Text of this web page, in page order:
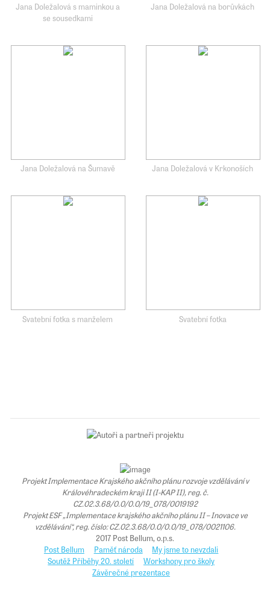
Jana Doležalová s maminkou a
se sousedkami
Jana Doležalová na borůvkách
Jana Doležalová na Šumavě Jana Doležalová v Krkonoších
Svatební fotka s manželem Svatební fotka
Projekt Implementace Krajského akčního plánu rozvoje vzdělávání v
Královéhradeckém kraji II (I-KAP II), reg. č.
CZ.02.3.68/0.0/0.0/19_078/0019192
Projekt ESF „Implementace krajského akčního plánu II – Inovace ve
vzdělávání“, reg. číslo: CZ.02.3.68/0.0/0.0/19_078/0021106.
2017 Post Bellum, o.p.s.
Post Bellum
Paměť národa
My jsme to nevzdali
Soutěž Příběhy 20. století
Workshopy pro školy
Závěrečné prezentace